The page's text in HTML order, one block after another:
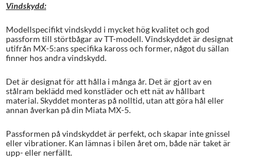
Vindskydd:
Modellspecifikt vindskydd i mycket hög kvalitet och god
passform till störtbågar av TT-modell. Vindskyddet är designat
utifrån MX-5:ans specifika kaross och former, något du sällan
finner hos andra vindskydd.
Det är designat för att hålla i många år. Det är gjort av en
stålram beklädd med konstläder och ett nät av hållbart
material. Skyddet monteras på nolltid, utan att göra hål eller
annan åverkan på din Miata MX-5.
Passformen på vindskyddet är perfekt, och skapar inte gnissel
eller vibrationer. Kan lämnas i bilen året om, både när taket är
upp- eller nerfällt.